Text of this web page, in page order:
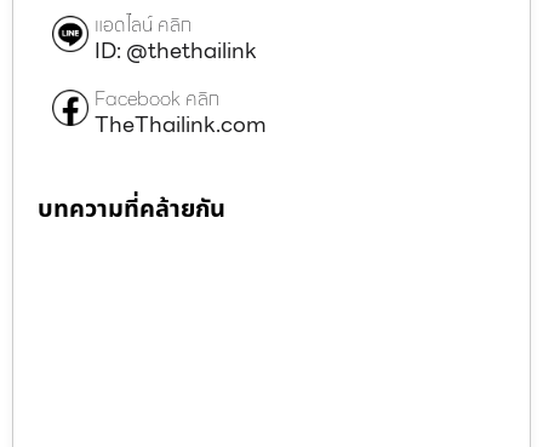
แอดไลน์ คลิก
ID: @thethailink
Facebook คลิก
TheThailink.com
บทความที่คล้ายกัน